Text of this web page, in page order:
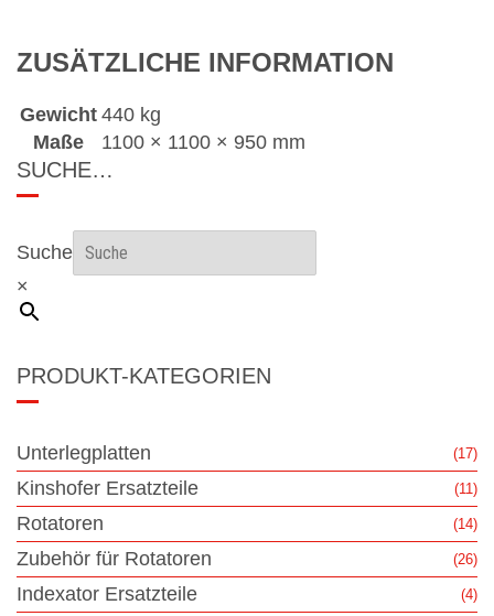
ZUSÄTZLICHE INFORMATION
Gewicht 440 kg
Maße
1100 × 1100 × 950 mm
SUCHE…
Suche
×
PRODUKT-KATEGORIEN
Unterlegplatten (17)
Kinshofer Ersatzteile (11)
Rotatoren (14)
Zubehör für Rotatoren (26)
Indexator Ersatzteile (4)